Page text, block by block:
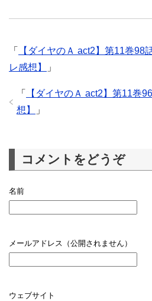
「
【ダイヤのＡ act2】第11巻98
レ感想】
」
「
【ダイヤのＡ act2】第11巻
想】
」
コメントをどうぞ
名前
メールアドレス（公開されません）
ウェブサイト